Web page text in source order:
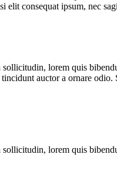
elit consequat ipsum, nec
lorem quis
auctor a ornare odio.
lorem quis